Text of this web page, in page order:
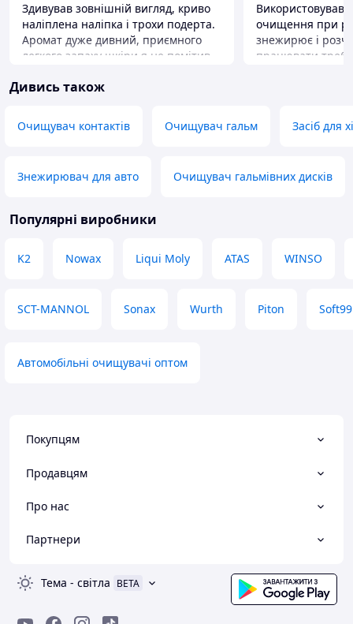
Здивував зовнішній вигляд, криво
наліплена наліпка і трохи подерта.
Аромат дуже дивний, приємного
легкого запаху шкіри я не помітив,
запах. Щодо переваг: цілком
і не відшарувалась, результат ледь
помітний. Щодо аромату, він майже
Переваги
наявність, гарна ціна
хлорний аромат, криво наліплена
Використовував
очищення при
знежирює і
працювати
витирав і
якщо у дворі в
можна витирати
добре розчиняє.
Дивись також
Очищувач контактів Очищувач гальм Засіб для
Знежирювач для авто Очищувач гальмівних дисків
Популярні виробники
K2 Nowax Liqui Moly ATAS WINSO
SCT-MANNOL Sonax Wurth Piton Soft99
Автомобільні очищувачі оптом
Покупцям
Продавцям
Про нас
Партнери
Тема - світла BETA